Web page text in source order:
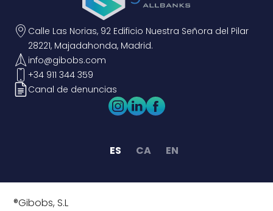
Calle Las Norias, 92 Edificio Nuestra Señora del Pilar
28221, Majadahonda, Madrid.
info@gibobs.com
+34 911 344 359
Canal de denuncias
ES CA EN
®Gibobs, S.L